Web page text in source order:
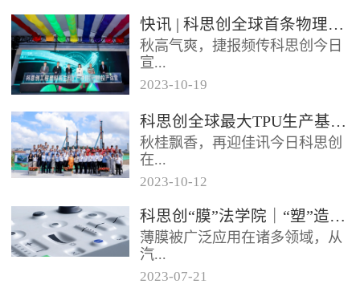
，作为亚洲首屈一指的塑料和橡
胶工业展览会，将于2024年4月
23 - 26日...
快讯 | 科思创全球首条物理回收聚碳酸酯专用生产线在上海投产
秋高气爽，捷报频传科思创今日
宣...
布其全球首条物理回收（MCR）
聚碳酸酯专用生产线已在上海一
体化基地正式投产每年将生产超
过2...
2023-10-19
科思创全球最大TPU生产基地在珠海破土动工
秋桂飘香，再迎佳讯今日科思创
在...
广东珠海正式开工建设其全球最
大热塑性聚氨酯（TPU）生产基
地进一步扩大在华南的产业布局
抓住...
2023-10-12
科思创“膜”法学院｜“塑”造轻薄耐用的 IME 组件
薄膜被广泛应用在诸多领域，从
汽...
2023-07-21